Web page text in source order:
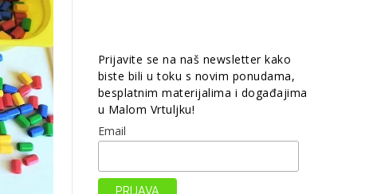
Prijavite se na naš newsletter kako
biste bili u toku s novim ponudama,
besplatnim materijalima i događajima
u Malom Vrtuljku!
Email